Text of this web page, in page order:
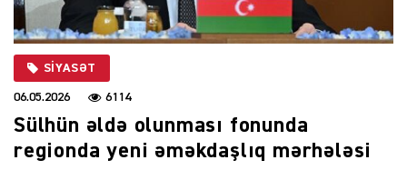
SIYASƏT
06.05.2026 6114
Sülhün əldə olunması fonunda
regionda yeni əməkdaşlıq mərhələsi